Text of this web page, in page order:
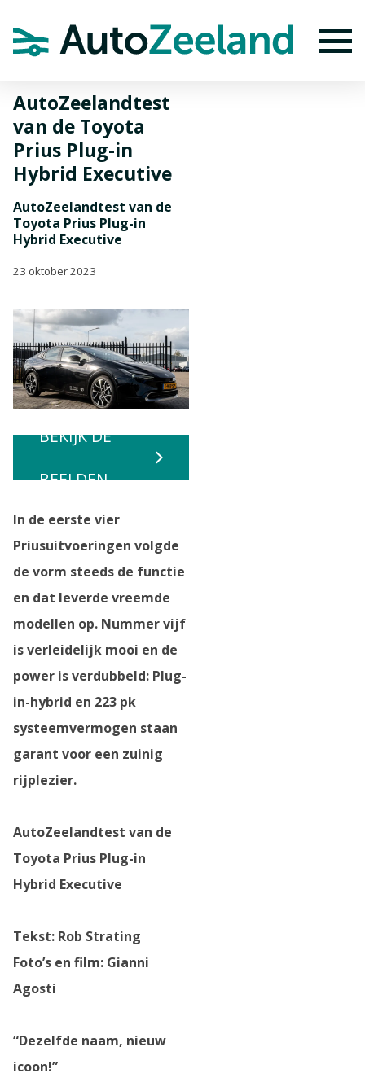
Hybrid Executive
AutoZeelandtest
van de Toyota
Prius Plug-in
Hybrid Executive
AutoZeelandtest van de
Toyota Prius Plug-in
Hybrid Executive
23 oktober 2023
BEKIJK DE
BEELDEN
In de eerste vier
Priusuitvoeringen volgde
de vorm steeds de functie
en dat leverde vreemde
modellen op. Nummer vijf
is verleidelijk mooi en de
power is verdubbeld: Plug-
in-hybrid en 223 pk
systeemvermogen staan
garant voor een zuinig
rijplezier.
AutoZeelandtest van de
Toyota Prius Plug-in
Hybrid Executive
Tekst: Rob Strating
Foto’s en film: Gianni
Agosti
“Dezelfde naam, nieuw
icoon!”